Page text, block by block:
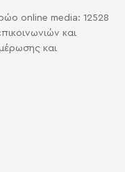
online media: 12528
και
και